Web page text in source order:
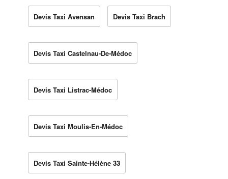
Devis Taxi Avensan Devis Taxi Brach
Devis Taxi Castelnau-De-Médoc
Devis Taxi Listrac-Médoc
Devis Taxi Moulis-En-Médoc
Devis Taxi Sainte-Hélène 33